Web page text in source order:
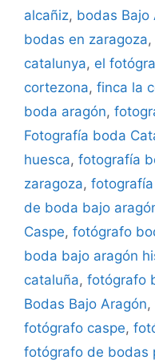
alcañiz, bodas Bajo
bodas en zaragoza,
catalunya, el
cortezona, finca la
boda aragón,
Fotografía boda
huesca, fotografía
zaragoza,
de boda bajo
Caspe, fotógrafo
boda bajo aragón
cataluña, fotógrafo
Bodas Bajo Aragón,
fotógrafo caspe,
fotógrafo de bodas